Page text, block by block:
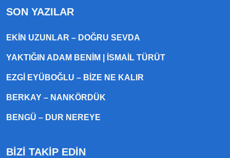
SON YAZILAR
EKIN UZUNLAR – DOĞRU SEVDA
YAKTIĞIN ADAM BENIM | İSMAIL TÜRÜT
EZGI EYÜBOĞLU – BIZE NE KALIR
BERKAY – NANKÖRDÜK
BENGÜ – DUR NEREYE
BİZİ TAKİP EDİN